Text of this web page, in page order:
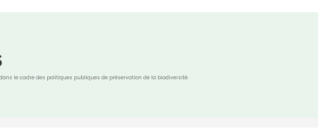
le cadre des politiques publiques de préservation de la biodiversité.